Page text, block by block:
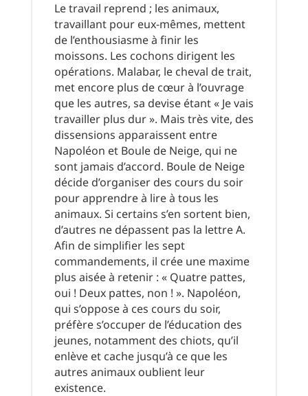
Le travail reprend ; les animaux,
travaillant pour eux-mêmes, mettent
de l’enthousiasme à finir les
moissons. Les cochons dirigent les
opérations. Malabar, le cheval de trait,
met encore plus de cœur à l’ouvrage
que les autres, sa devise étant « Je vais
travailler plus dur ». Mais très vite, des
dissensions apparaissent entre
Napoléon et Boule de Neige, qui ne
sont jamais d’accord. Boule de Neige
décide d’organiser des cours du soir
pour apprendre à lire à tous les
animaux. Si certains s’en sortent bien,
d’autres ne dépassent pas la lettre A.
Afin de simplifier les sept
commandements, il crée une maxime
plus aisée à retenir : « Quatre pattes,
oui ! Deux pattes, non ! ». Napoléon,
qui s’oppose à ces cours du soir,
préfère s’occuper de l’éducation des
jeunes, notamment des chiots, qu’il
enlève et cache jusqu’à ce que les
autres animaux oublient leur
existence.